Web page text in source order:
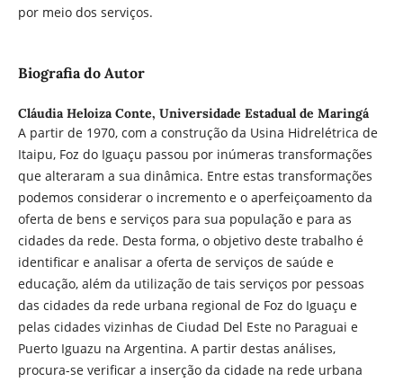
por meio dos serviços.
Biografia do Autor
Cláudia Heloiza Conte, Universidade Estadual de Maringá
A partir de 1970, com a construção da Usina Hidrelétrica de
Itaipu, Foz do Iguaçu passou por inúmeras transformações
que alteraram a sua dinâmica. Entre estas transformações
podemos considerar o incremento e o aperfeiçoamento da
oferta de bens e serviços para sua população e para as
cidades da rede. Desta forma, o objetivo deste trabalho é
identificar e analisar a oferta de serviços de saúde e
educação, além da utilização de tais serviços por pessoas
das cidades da rede urbana regional de Foz do Iguaçu e
pelas cidades vizinhas de Ciudad Del Este no Paraguai e
Puerto Iguazu na Argentina. A partir destas análises,
procura-se verificar a inserção da cidade na rede urbana